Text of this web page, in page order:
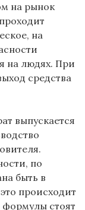
на рынок
на
на людях. При
средства
выпускается
по
быть в
происходит
формулы стоят